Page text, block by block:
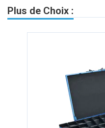
Plus de Choix :